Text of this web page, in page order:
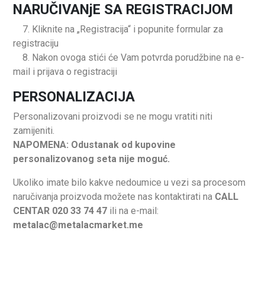
NARUČIVANjE SA REGISTRACIJOM
7. Kliknite na „Registracija“ i popunite formular za
registraciju
8. Nakon ovoga stići će Vam potvrda porudžbine na e-
mail i prijava o registraciji
PERSONALIZACIJA
Personalizovani proizvodi se ne mogu vratiti niti
zamijeniti.
NAPOMENA: Odustanak od kupovine
personalizovanog seta nije moguć.
Ukoliko imate bilo kakve nedoumice u vezi sa procesom
naručivanja proizvoda možete nas kontaktirati na CALL
CENTAR 020 33 74 47 ili na e-mail:
metalac@metalacmarket.me